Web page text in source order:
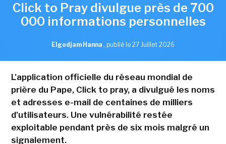
Click to Pray divulgue près de 700
000 informations personnelles
Elgodjam Hanna , publié le 27 Juillet 2026
L'application officielle du réseau mondial de
prière du Pape, Click to pray, a divulgué les noms
et adresses e-mail de centaines de milliers
d'utilisateurs. Une vulnérabilité restée
exploitable pendant près de six mois malgré un
signalement.